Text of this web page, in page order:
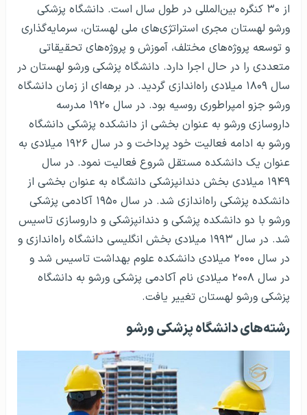
از ۳۰ کنگره بین‌المللی در طول سال است. دانشگاه پزشکی
ورشو لهستان مجری استراتژی‌های ملی لهستان، سرمایه‌گذاری
و توسعه پروژه‌های مختلف، آموزش و پروژه‌های تحقیقاتی
متعددی را در حال اجرا دارد. دانشگاه پزشکی ورشو لهستان در
سال ۱۸۰۹ میلادی راه‌اندازی گردید. در برهه‌ای از زمان دانشگاه
ورشو جزو امپراطوری روسیه بود. در سال ۱۹۲۰ مدرسه
داروسازی ورشو به عنوان بخشی از دانشکده پزشکی دانشگاه
ورشو به ادامه فعالیت خود پرداخت و در سال ۱۹۲۶ میلادی به
عنوان یک دانشکده مستقل شروع فعالیت نمود. در سال
۱۹۴۹ میلادی بخش دندانپزشکی دانشگاه به عنوان بخشی از
دانشکده پزشکی راه‌اندازی شد. در سال ۱۹۵۰ آکادمی پزشکی
ورشو با دو دانشکده پزشکی و دندانپزشکی و داروسازی تاسیس
شد. در سال ۱۹۹۳ میلادی بخش انگلیسی دانشگاه راه‌اندازی و
در سال ۲۰۰۰ میلادی دانشکده علوم بهداشت تاسیس شد و
در سال ۲۰۰۸ میلادی نام آکادمی پزشکی ورشو به دانشگاه
پزشکی ورشو لهستان تغییر یافت.
رشته‌های دانشگاه پزشکی ورشو